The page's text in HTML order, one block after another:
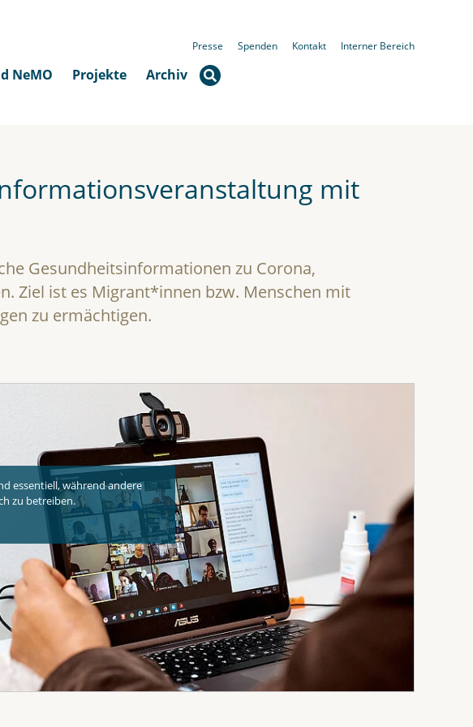
essentiell, während andere
zu betreiben.
Presse Spenden Kontakt Interner Bereich
NeMO Projekte Archiv
mit
Gesundheitsinformationen zu Corona,
Ziel ist es Migrant*innen bzw. Menschen mit
zu ermächtigen.